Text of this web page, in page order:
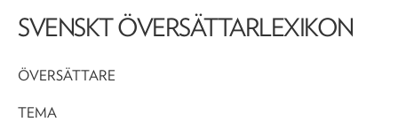
SVENSKT ÖVERSÄTTARLEXIKON
ÖVERSÄTTARE
TEMA